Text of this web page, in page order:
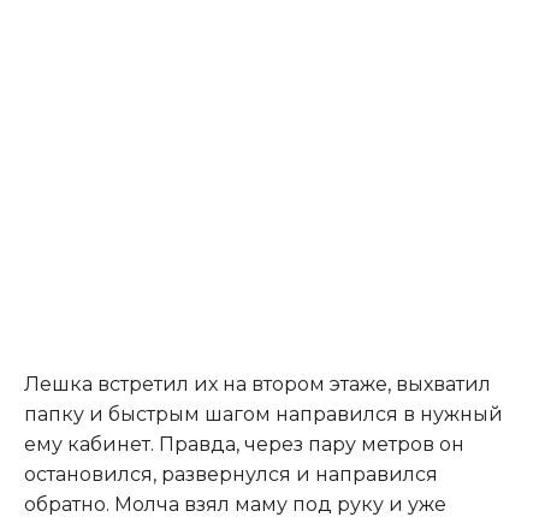
Лешка встретил их на втором этаже, выхватил
папку и быстрым шагом направился в нужный
ему кабинет. Правда, через пару метров он
остановился, развернулся и направился
обратно. Молча взял маму под руку и уже